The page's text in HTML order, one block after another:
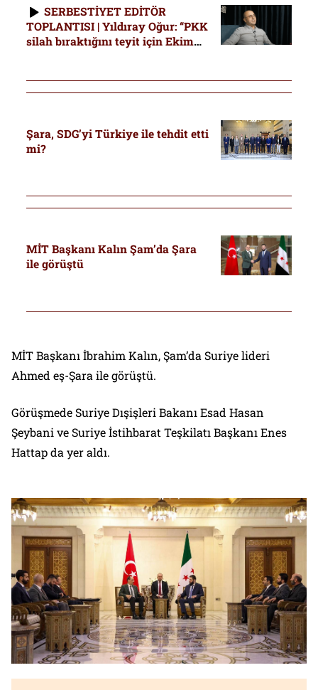
SERBESTİYET EDİTÖR
TOPLANTISI | Yıldıray Oğur: “PKK
silah bıraktığını teyit için Ekim
Şara, SDG’yi Türkiye ile tehdit etti
mi?
MİT Başkanı Kalın Şam’da Şara
ile görüştü
MİT Başkanı İbrahim Kalın, Şam’da Suriye lideri
Ahmed eş-Şara ile görüştü.
Görüşmede Suriye Dışişleri Bakanı Esad Hasan
Şeybani ve Suriye İstihbarat Teşkilatı Başkanı Enes
Hattap da yer aldı.